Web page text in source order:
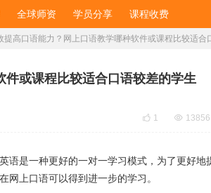
全球师资 学员分享 课程收费
提高口语能力？网上口语教学哪种软件或课程比较适合
或课程比较适合口语较差的学生
 1  13856
语是一种更好的一对一学习模式，为了更好地
网上口语可以得到进一步的学习。